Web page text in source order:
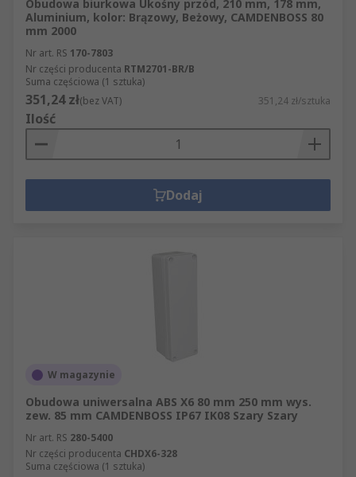
Obudowa biurkowa Ukośny przód, 210 mm, 178 mm,
Aluminium, kolor: Brązowy, Beżowy, CAMDENBOSS 80
mm 2000
Nr art. RS 170-7803
Nr części producenta RTM2701-BR/B
Suma częściowa (1 sztuka)
351,24 zł(bez VAT) 351,24 zł/sztuka
Ilość
Dodaj
W magazynie
Obudowa uniwersalna ABS X6 80 mm 250 mm wys.
zew. 85 mm CAMDENBOSS IP67 IK08 Szary Szary
Nr art. RS 280-5400
Nr części producenta CHDX6-328
Suma częściowa (1 sztuka)